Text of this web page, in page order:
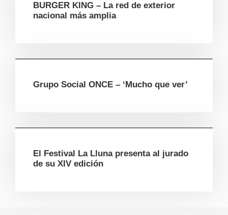
BURGER KING – La red de exterior
nacional más amplia
Grupo Social ONCE – ‘Mucho que ver’
El Festival La Lluna presenta al jurado
de su XIV edición